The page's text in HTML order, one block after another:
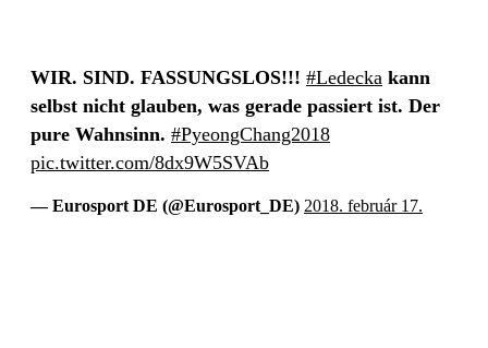
WIR. SIND. FASSUNGSLOS!!! #Ledecka kann
selbst nicht glauben, was gerade passiert ist. Der
pure Wahnsinn. #PyeongChang2018
pic.twitter.com/8dx9W5SVAb
— Eurosport DE (@Eurosport_DE) 2018. február 17.